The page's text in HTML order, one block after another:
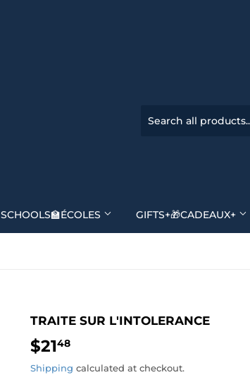
SCHOOLS🏫ÉCOLES GIFTS+🎁CADEAUX+
TRAITE SUR L'INTOLERANCE
$2148
Shipping calculated at checkout.